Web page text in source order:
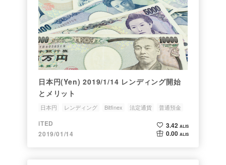
日本円(Yen) 2019/1/14 レンディング開始
とメリット
日本円 レンディング Bitfinex 法定通貨 普通預金
iTED
2019/01/14
3.42 ALIS
0.00 ALIS